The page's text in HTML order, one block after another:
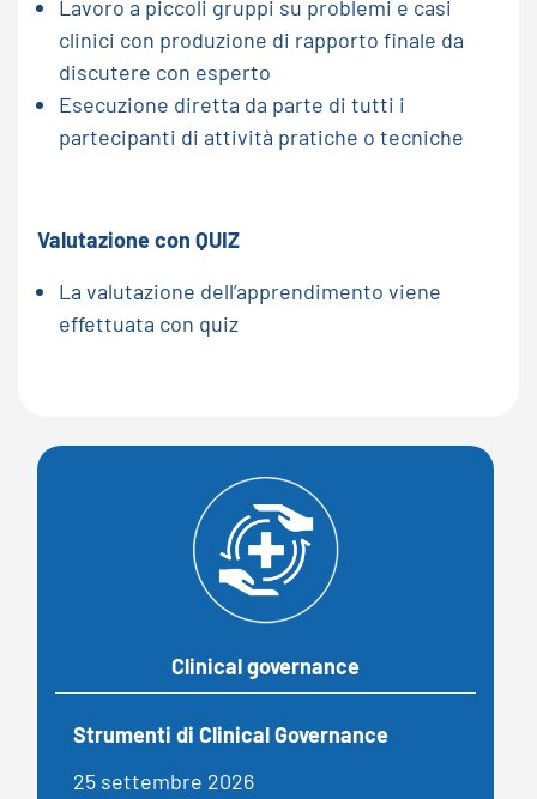
Lavoro a piccoli gruppi su problemi e casi
clinici con produzione di rapporto finale da
discutere con esperto
Esecuzione diretta da parte di tutti i
partecipanti di attività pratiche o tecniche
Valutazione con QUIZ
La valutazione dell’apprendimento viene
effettuata con quiz
Clinical governance
Strumenti di Clinical Governance
25 settembre 2026